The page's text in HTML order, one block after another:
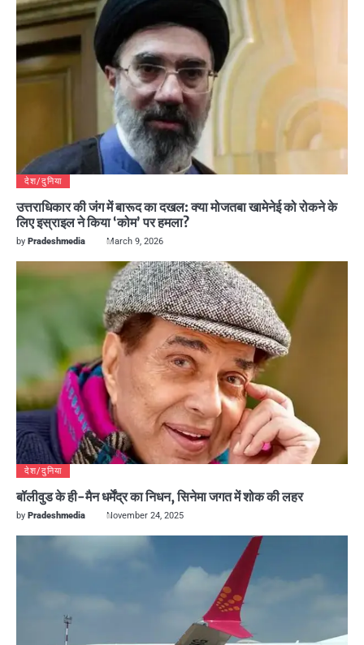
देश/दुनिया
उत्तराधिकार की जंग में बारूद का दखल: क्या मोजतबा खामेनेई को रोकने के
लिए इस्राइल ने किया ‘कोम’ पर हमला?
by Pradeshmedia March 9, 2026
देश/दुनिया
बॉलीवुड के ही-मैन धर्मेंद्र का निधन, सिनेमा जगत में शोक की लहर
by Pradeshmedia November 24, 2025